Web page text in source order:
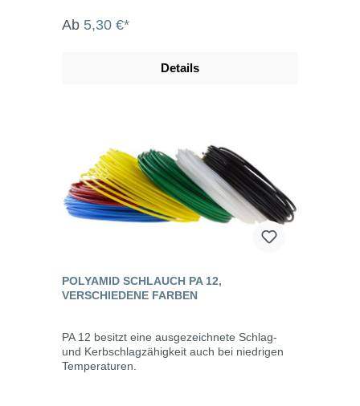
Ab 5,30 €*
Details
POLYAMID SCHLAUCH PA 12,
VERSCHIEDENE FARBEN
PA 12 besitzt eine ausgezeichnete Schlag-
und Kerbschlagzähigkeit auch bei niedrigen
Temperaturen.